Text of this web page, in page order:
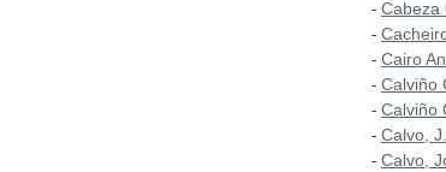
- Cabeza
-
- Cairo
- Calviño
- Calviño
- Calvo,
- Calvo,